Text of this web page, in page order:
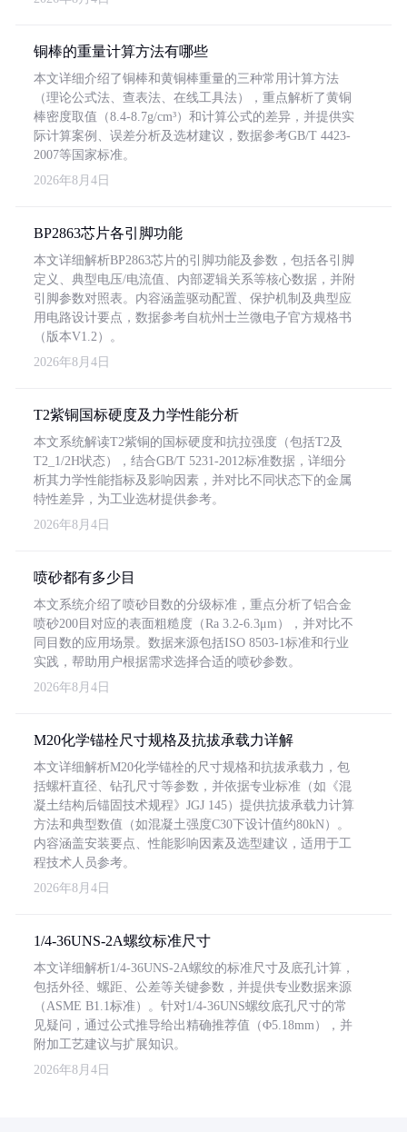
铜棒的重量计算方法有哪些
本文详细介绍了铜棒和黄铜棒重量的三种常用计算方法
（理论公式法、查表法、在线工具法），重点解析了黄铜
棒密度取值（8.4-8.7g/cm³）和计算公式的差异，并提供实
际计算案例、误差分析及选材建议，数据参考GB/T 4423-
2007等国家标准。
2026年8月4日
BP2863芯片各引脚功能
本文详细解析BP2863芯片的引脚功能及参数，包括各引脚
定义、典型电压/电流值、内部逻辑关系等核心数据，并附
引脚参数对照表。内容涵盖驱动配置、保护机制及典型应
用电路设计要点，数据参考自杭州士兰微电子官方规格书
（版本V1.2）。
2026年8月4日
T2紫铜国标硬度及力学性能分析
本文系统解读T2紫铜的国标硬度和抗拉强度（包括T2及
T2_1/2H状态），结合GB/T 5231-2012标准数据，详细分
析其力学性能指标及影响因素，并对比不同状态下的金属
特性差异，为工业选材提供参考。
2026年8月4日
喷砂都有多少目
本文系统介绍了喷砂目数的分级标准，重点分析了铝合金
喷砂200目对应的表面粗糙度（Ra 3.2-6.3μm），并对比不
同目数的应用场景。数据来源包括ISO 8503-1标准和行业
实践，帮助用户根据需求选择合适的喷砂参数。
2026年8月4日
M20化学锚栓尺寸规格及抗拔承载力详解
本文详细解析M20化学锚栓的尺寸规格和抗拔承载力，包
括螺杆直径、钻孔尺寸等参数，并依据专业标准（如《混
凝土结构后锚固技术规程》JGJ 145）提供抗拔承载力计算
方法和典型数值（如混凝土强度C30下设计值约80kN）。
内容涵盖安装要点、性能影响因素及选型建议，适用于工
程技术人员参考。
2026年8月4日
1/4-36UNS-2A螺纹标准尺寸
本文详细解析1/4-36UNS-2A螺纹的标准尺寸及底孔计算，
包括外径、螺距、公差等关键参数，并提供专业数据来源
（ASME B1.1标准）。针对1/4-36UNS螺纹底孔尺寸的常
见疑问，通过公式推导给出精确推荐值（Φ5.18mm），并
附加工艺建议与扩展知识。
2026年8月4日